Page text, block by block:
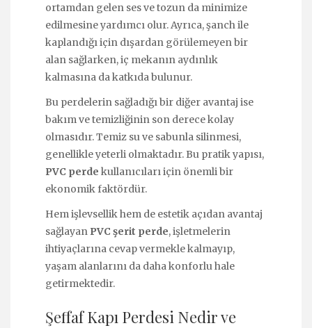
ortamdan gelen ses ve tozun da minimize
edilmesine yardımcı olur. Ayrıca, şanch ile
kaplandığı için dışardan görülemeyen bir
alan sağlarken, iç mekanın aydınlık
kalmasına da katkıda bulunur.
Bu perdelerin sağladığı bir diğer avantaj ise
bakım ve temizliğinin son derece kolay
olmasıdır. Temiz su ve sabunla silinmesi,
genellikle yeterli olmaktadır. Bu pratik yapısı,
PVC perde kullanıcıları için önemli bir
ekonomik faktördür.
Hem işlevsellik hem de estetik açıdan avantaj
sağlayan PVC şerit perde, işletmelerin
ihtiyaçlarına cevap vermekle kalmayıp,
yaşam alanlarını da daha konforlu hale
getirmektedir.
Şeffaf Kapı Perdesi Nedir ve